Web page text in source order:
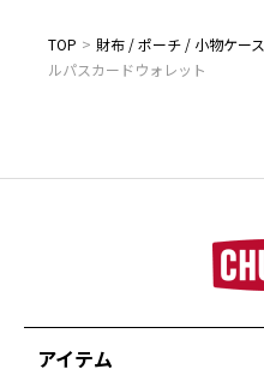
TOP > 財布 / ポーチ / 小物ケース
ルパスカードウォレット
アイテム